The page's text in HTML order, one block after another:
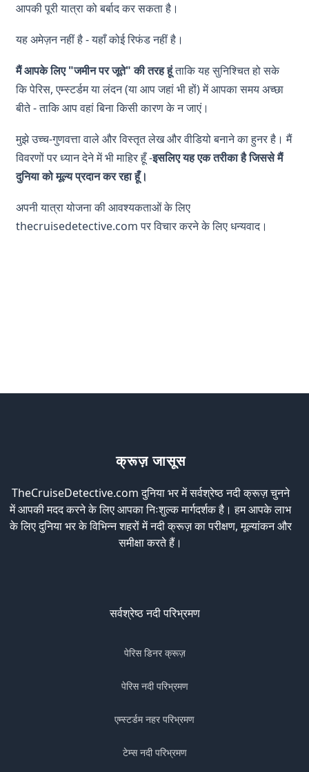
आपकी पूरी यात्रा को बर्बाद कर सकता है।
यह अमेज़न नहीं है - यहाँ कोई रिफंड नहीं है।
मैं आपके लिए "जमीन पर जूते" की तरह हूंताकि यह सुनिश्चित हो सके
कि पेरिस, एम्स्टर्डम या लंदन (या आप जहां भी हों) में आपका समय अच्छा
बीते - ताकि आप वहां बिना किसी कारण के न जाएं।
मुझे उच्च-गुणवत्ता वाले और विस्तृत लेख और वीडियो बनाने का हुनर है। मैं
विवरणों पर ध्यान देने में भी माहिर हूँ -इसलिएयह एक तरीका है जिससे मैं
दुनिया को मूल्य प्रदान कर रहा हूँ।
अपनी यात्रा योजना की आवश्यकताओं के लिए
thecruisedetective.com पर विचार करने के लिए धन्यवाद।
क्रूज़ जासूस
TheCruiseDetective.com दुनिया भर में सर्वश्रेष्ठ नदी क्रूज़ चुनने
में आपकी मदद करने के लिए आपका निःशुल्क मार्गदर्शक है। हम आपके लाभ
के लिए दुनिया भर के विभिन्न शहरों में नदी क्रूज़ का परीक्षण, मूल्यांकन और
समीक्षा करते हैं।
सर्वश्रेष्ठ नदी परिभ्रमण
पेरिस डिनर क्रूज़
पेरिस नदी परिभ्रमण
एम्स्टर्डम नहर परिभ्रमण
टेम्स नदी परिभ्रमण